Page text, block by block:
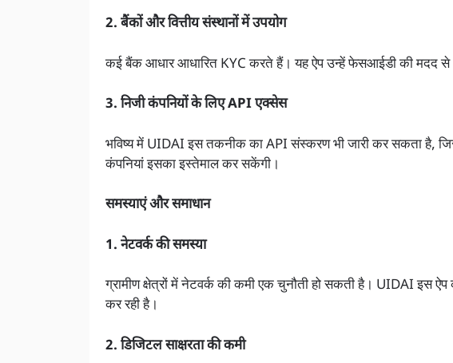
2. बैंकों और वित्तीय संस्थानों में उपयोग
कई बैंक आधार आधारित KYC करते हैं। यह ऐप उन्हें फेसआईडी की मदद से
3. निजी कंपनियों के लिए API एक्सेस
भविष्य में UIDAI इस तकनीक का API संस्करण भी जारी कर सकता है,
कंपनियां इसका इस्तेमाल कर सकेंगी।
समस्याएं और समाधान
1. नेटवर्क की समस्या
ग्रामीण क्षेत्रों में नेटवर्क की कमी एक चुनौती हो सकती है। UIDAI इस
कर रही है।
2. डिजिटल साक्षरता की कमी